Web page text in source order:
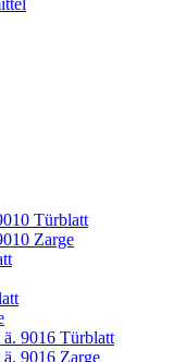
Türblatt
Zarge
9016 Türblatt
9016 Zarge